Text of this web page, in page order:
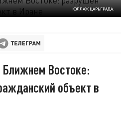
КОЛЛАЖ ЦАРЬГРАДА.
Ближнем Востоке:
объект в